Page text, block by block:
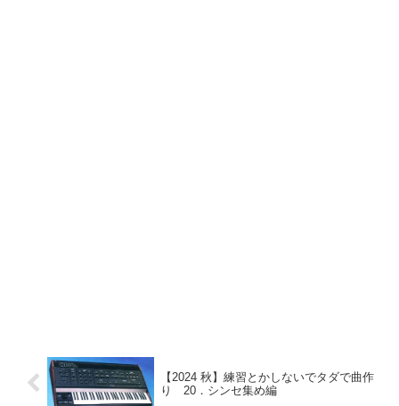
【2024 秋】練習とかしないでタダで曲作
り 20．シンセ集め編